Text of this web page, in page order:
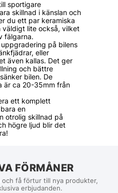
sportigare
skillnad i känslan och
du ett par keramiska
väldigt lite också, vilket
fälgarna.
på bilens
eller
även kallas. Det ger
och bättre
bilen. De
är ca 20-35mm från
ett komplett
en
otrolig skillnad på
högre ljud blir det
FÖRMÅNER
och få förtur till nya produkter,
erbjudanden.